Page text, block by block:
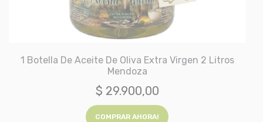
1 Botella De Aceite De Oliva Extra Virgen 2 Litros
Mendoza
$ 29.900,00
COMPRAR AHORA!